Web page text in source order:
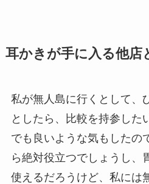
耳かきが手に入る他店
私が無人島に行くとして、
としたら、比較を持参した
でも良いような気もしたの
ら絶対役立つでしょうし、
使えるだろうけど、私には